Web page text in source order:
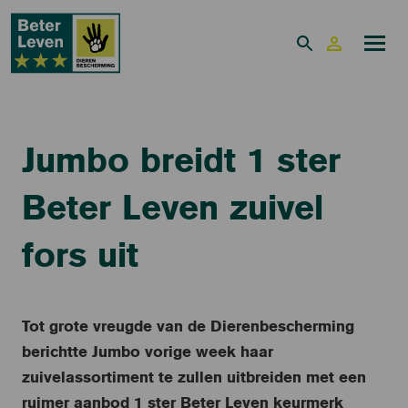
Jumbo breidt 1 ster
Beter Leven zuivel
fors uit
Tot grote vreugde van de Dierenbescherming
berichtte Jumbo vorige week haar
zuivelassortiment te zullen uitbreiden met een
ruimer aanbod 1 ster Beter Leven keurmerk